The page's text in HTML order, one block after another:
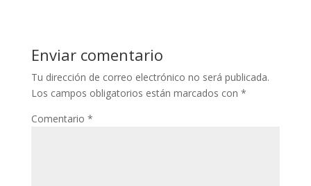
Enviar comentario
Tu dirección de correo electrónico no será publicada.
Los campos obligatorios están marcados con *
Comentario *